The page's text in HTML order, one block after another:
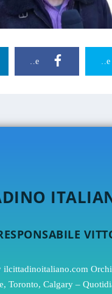
Twitter Share
Facebook Share
Toronto, Calgary –